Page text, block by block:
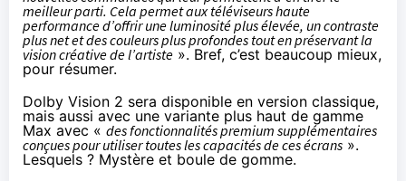
meilleur parti. Cela permet aux téléviseurs haute
performance d’offrir une luminosité plus élevée, un contraste
plus net et des couleurs plus profondes tout en préservant la
vision créative de l’artiste ». Bref, c’est beaucoup mieux,
pour résumer.
Dolby Vision 2 sera disponible en version classique,
mais aussi avec une variante plus haut de gamme
Max avec « des fonctionnalités premium supplémentaires
conçues pour utiliser toutes les capacités de ces écrans ».
Lesquels ? Mystère et boule de gomme.